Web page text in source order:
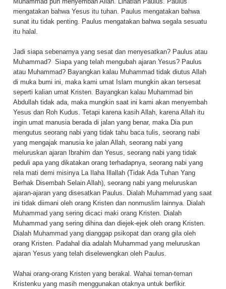
mengatakan bahwa Yesus itu tuhan. Paulus mengatakan bahwa
sunat itu tidak penting. Paulus mengatakan bahwa segala sesuatu
itu halal.
Jadi siapa sebenarnya yang sesat dan menyesatkan? Paulus atau
Muhammad? Siapa yang telah mengubah ajaran Yesus? Paulus
atau Muhammad? Bayangkan kalau Muhammad tidak diutus Allah
di muka bumi ini, maka kami umat Islam mungkin akan tersesat
seperti kalian umat Kristen. Bayangkan kalau Muhammad bin
Abdullah tidak ada, maka mungkin saat ini kami akan menyembah
Yesus dan Roh Kudus. Tetapi karena kasih Allah, karena Allah itu
ingin umat manusia berada di jalan yang benar, maka Dia pun
mengutus seorang nabi yang tidak tahu baca tulis, seorang nabi
yang mengajak manusia ke jalan Allah, seorang nabi yang
meluruskan ajaran Ibrahim dan Yesus, seorang nabi yang tidak
peduli apa yang dikatakan orang terhadapnya, seorang nabi yang
rela mati demi misinya La Ilaha Illallah (Tidak Ada Tuhan Yang
Berhak Disembah Selain Allah), seorang nabi yang meluruskan
ajaran-ajaran yang disesatkan Paulus. Dialah Muhammad yang saat
ini tidak diimani oleh orang Kristen dan nonmuslim lainnya. Dialah
Muhammad yang sering dicaci maki orang Kristen. Dialah
Muhammad yang sering dihina dan diejek-ejek oleh orang Kristen.
Dialah Muhammad yang dianggap psikopat dan orang gila oleh
orang Kristen. Padahal dia adalah Muhammad yang meluruskan
ajaran Yesus yang telah diselewengkan oleh Paulus.
Wahai orang-orang Kristen yang berakal. Wahai teman-teman
Kristenku yang masih menggunakan otaknya untuk berfikir.